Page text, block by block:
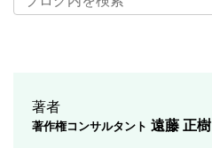
著者
著作権コンサルタント 遠藤 正樹